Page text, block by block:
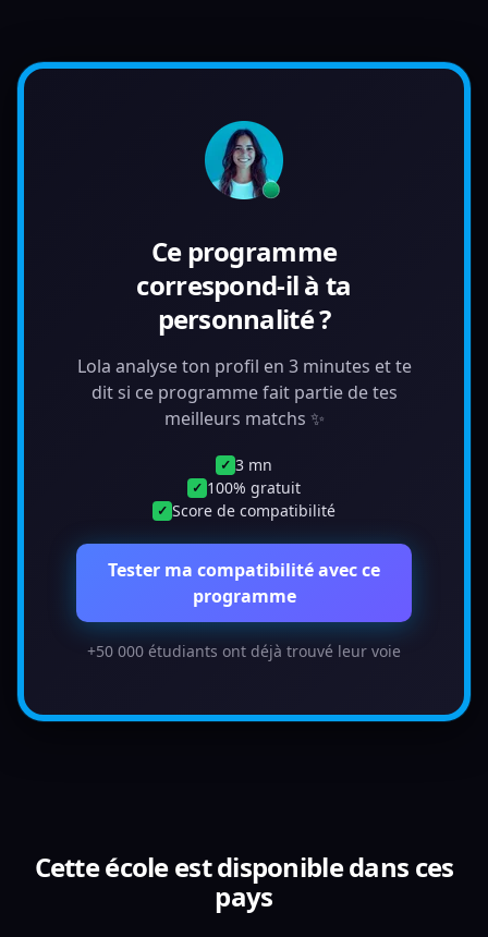
Ce programme
correspond-il à ta
personnalité ?
Lola analyse ton profil en 3 minutes et te
dit si ce programme fait partie de tes
meilleurs matchs ✨
✓ 3 mn
✓ 100% gratuit
✓ Score de compatibilité
Tester ma compatibilité avec ce
programme
+50 000 étudiants ont déjà trouvé leur voie
Cette école est disponible dans ces
pays